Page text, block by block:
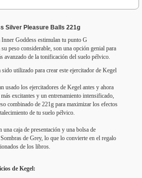
Silver Pleasure Balls 221g
Goddess estimulan tu punto G
peso considerable, son una opción genial para
avanzado de la tonificación del suelo pélvico.
utilizado para crear este ejercitador de Kegel
usado los ejercitadores de Kegel antes y ahora
más excitantes y un entrenamiento intensificado,
combinado de 221g para maximizar los efectos
de tu suelo pélvico.
caja de presentación y una bolsa de
de Grey, lo que lo convierte en el regalo
de los libros.
de Kegel: